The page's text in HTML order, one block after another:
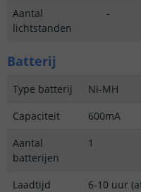
Aantal
lichtstanden
-
Batterij
Type batterij
Ni-MH
Capaciteit
600mA
Aantal
batterijen
1
Laadtijd
6-10 uur